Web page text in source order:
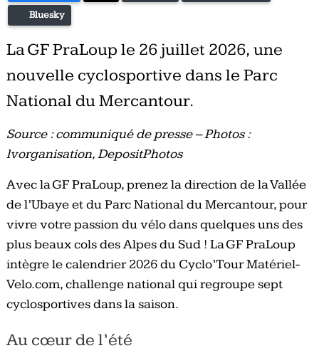
Bluesky
La GF PraLoup le 26 juillet 2026, une
nouvelle cyclosportive dans le Parc
National du Mercantour.
Source : communiqué de presse – Photos :
lvorganisation, DepositPhotos
Avec la GF PraLoup, prenez la direction de la Vallée
de l’Ubaye et du Parc National du Mercantour, pour
vivre votre passion du vélo dans quelques uns des
plus beaux cols des Alpes du Sud ! La GF PraLoup
intègre le calendrier 2026 du Cyclo’Tour Matériel-
Velo.com, challenge national qui regroupe sept
cyclosportives dans la saison.
Au cœur de l’été